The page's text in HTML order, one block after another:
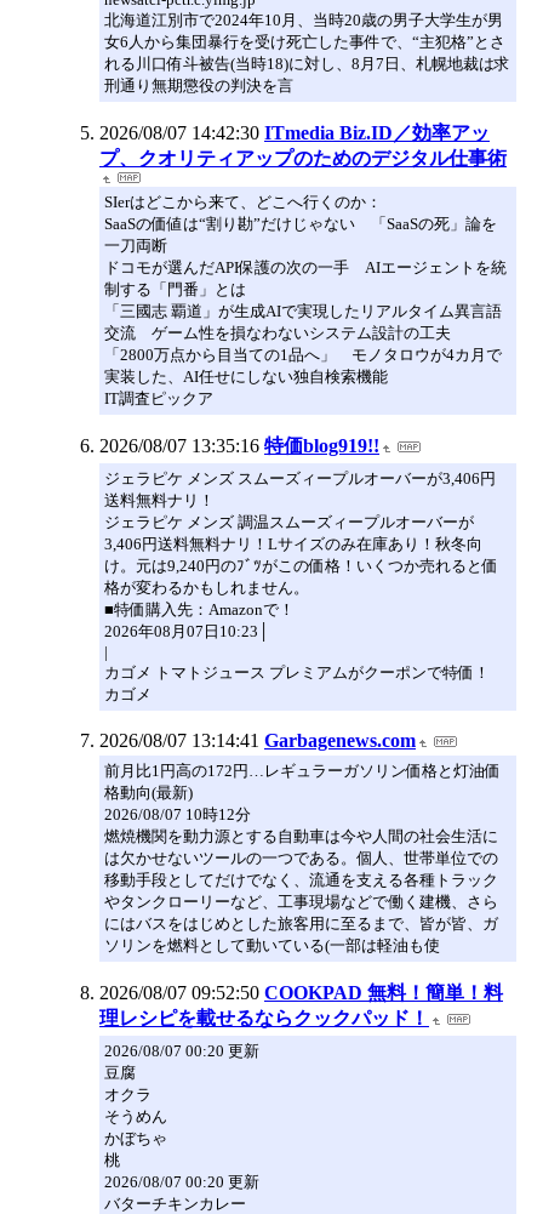
北海道江別市で2024年10月、当時20歳の男子大学生が男
女6人から集団暴行を受け死亡した事件で、“主犯格”とさ
れる川口侑斗被告(当時18)に対し、8月7日、札幌地裁は求
刑通り無期懲役の判決を言
2026/08/07 14:42:30 ITmedia Biz.ID／効率アッ
プ、クオリティアップのためのデジタル仕事術
SIerはどこから来て、どこへ行くのか：
SaaSの価値は“割り勘”だけじゃない 「SaaSの死」論を
一刀両断
ドコモが選んだAPI保護の次の一手 AIエージェントを統
制する「門番」とは
「三國志 覇道」が生成AIで実現したリアルタイム異言語
交流 ゲーム性を損なわないシステム設計の工夫
「2800万点から目当ての1品へ」 モノタロウが4カ月で
実装した、AI任せにしない独自検索機能
IT調査ピックア
2026/08/07 13:35:16 特価blog919!!
ジェラピケ メンズ スムーズィープルオーバーが3,406円
送料無料ナリ！
ジェラピケ メンズ 調温スムーズィープルオーバーが
3,406円送料無料ナリ！Lサイズのみ在庫あり！秋冬向
け。元は9,240円のﾌﾞﾂがこの価格！いくつか売れると価
格が変わるかもしれません。
■特価購入先：Amazonで！
2026年08月07日10:23│
|
カゴメ トマトジュース プレミアムがクーポンで特価！
カゴメ
2026/08/07 13:14:41 Garbagenews.com
前月比1円高の172円…レギュラーガソリン価格と灯油価
格動向(最新)
2026/08/07 10時12分
燃焼機関を動力源とする自動車は今や人間の社会生活に
は欠かせないツールの一つである。個人、世帯単位での
移動手段としてだけでなく、流通を支える各種トラック
やタンクローリーなど、工事現場などで働く建機、さら
にはバスをはじめとした旅客用に至るまで、皆が皆、ガ
ソリンを燃料として動いている(一部は軽油も使
2026/08/07 09:52:50 COOKPAD 無料！簡単！料
理レシピを載せるならクックパッド！
2026/08/07 00:20 更新
豆腐
オクラ
そうめん
かぼちゃ
桃
2026/08/07 00:20 更新
バターチキンカレー